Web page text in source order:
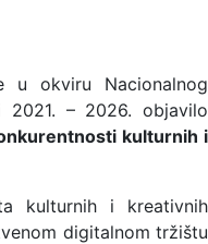
u okviru Nacionalnog
– 2026. objavilo
kulturnih i
kulturnih i kreativnih
digitalnom tržištu